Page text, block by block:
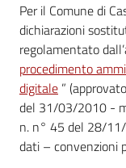
Amministrazione
Trasparente
Menu selezionato
Albo
pretorio
Per il Comune di
dichiarazioni
regolamentato
procedimento
digitale ”
del 31/03/2010 -
n. n° 45 del 28/11/
dati – convenzioni